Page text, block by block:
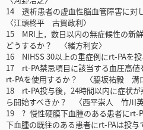
14 透析患者の虚血性脳血管障害に対
〈江頭柊平 古賀政利〉
15 MRI上，数日以内の無症候性の新
どうするか？ 〈緒方利安〉
16 NIHSS 30以上の重症例にrt-PAを
17 rt-PA禁忌項目に該当する血圧高値
rt-PAを使用するか？ 〈脇坂祐毅
18 rt-PA投与後，24時間以内に症状
ら開始すべきか？ 〈西平崇人 竹川英
19 ? 慢性硬膜下血腫のある患者にrt-
下血腫の既往のある患者にrt-PAは投